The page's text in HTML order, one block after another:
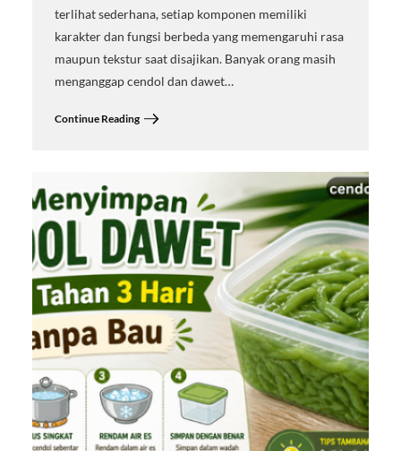
terlihat sederhana, setiap komponen memiliki
karakter dan fungsi berbeda yang memengaruhi rasa
maupun tekstur saat disajikan. Banyak orang masih
menganggap cendol dan dawet…
Continue Reading